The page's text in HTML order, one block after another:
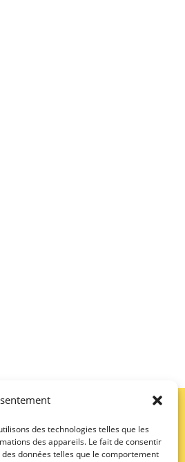
des technologies telles que les
des appareils. Le fait de consentir
données telles que le comportement